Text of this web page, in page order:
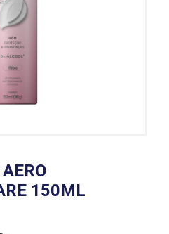
150ML